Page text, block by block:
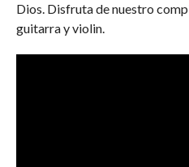
Dios. Disfruta de nuestro
guitarra y violin.